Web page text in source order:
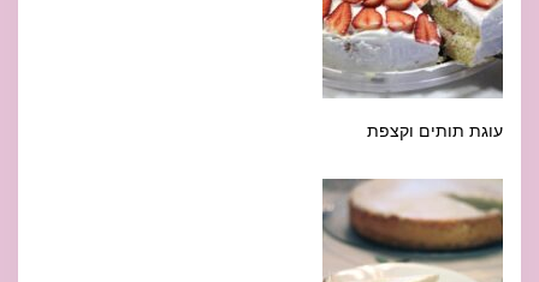
עוגת תותים וקצפת